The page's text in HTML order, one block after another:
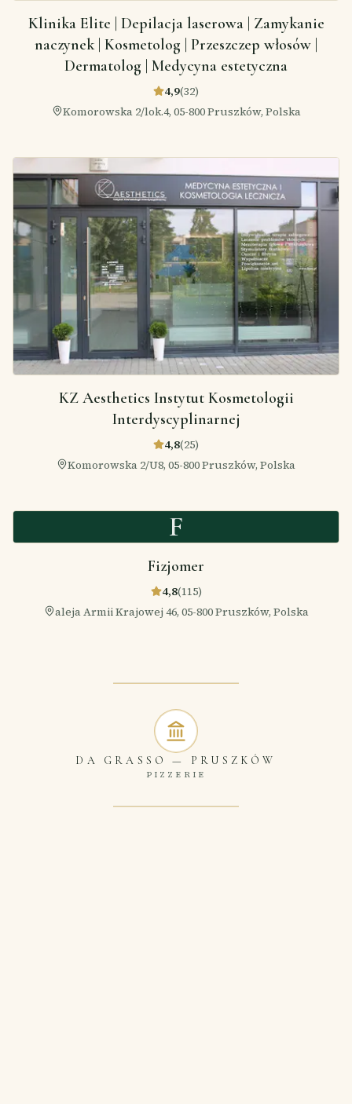
Klinika Elite | Depilacja laserowa | Zamykanie
naczynek | Kosmetolog | Przeszczep włosów |
Dermatolog | Medycyna estetyczna
4,9(32)
Komorowska 2/lok.4, 05-800 Pruszków, Polska
KZ Aesthetics Instytut Kosmetologii
Interdyscyplinarnej
4,8(25)
Komorowska 2/U8, 05-800 Pruszków, Polska
F
Fizjomer
4,8(115)
aleja Armii Krajowej 46, 05-800 Pruszków, Polska
DA GRASSO — PRUSZKÓW
PIZZERIE